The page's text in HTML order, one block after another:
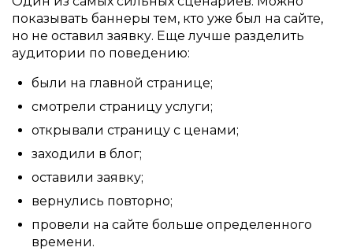
показывать баннеры тем, кто уже был на сайте,
но не оставил заявку. Еще лучше разделить
аудитории по поведению:
были на главной странице;
смотрели страницу услуги;
открывали страницу с ценами;
заходили в блог;
оставили заявку;
вернулись повторно;
провели на сайте больше определенного
времени.